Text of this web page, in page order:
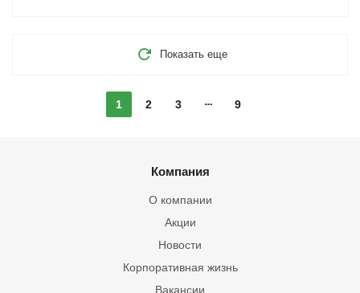
Показать еще
1 2 3 9
Компания
О компании
Акции
Новости
Корпоративная жизнь
Вакансии